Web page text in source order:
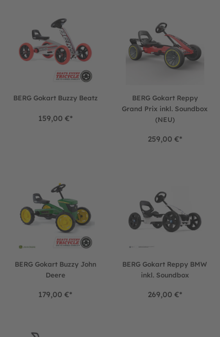
BERG Gokart Buzzy Beatz
159,00 €*
BERG Gokart Reppy
Grand Prix inkl. Soundbox
(NEU)
259,00 €*
BERG Gokart Buzzy John
Deere
179,00 €*
BERG Gokart Reppy BMW
inkl. Soundbox
269,00 €*